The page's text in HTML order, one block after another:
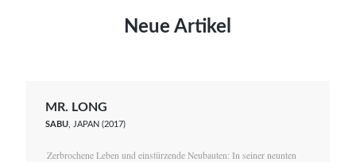
Neue Artikel
MR. LONG
SABU, JAPAN (2017)
Zerbrochene Leben und einstürzende Neubauten: In seiner neunten